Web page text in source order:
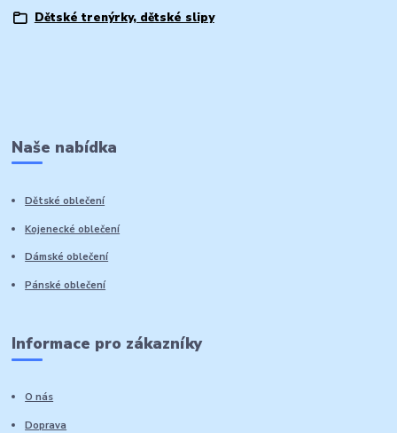
Dětské trenýrky, dětské slipy
Naše nabídka
Dětské oblečení
Kojenecké oblečení
Dámské oblečení
Pánské oblečení
Informace pro zákazníky
O nás
Doprava